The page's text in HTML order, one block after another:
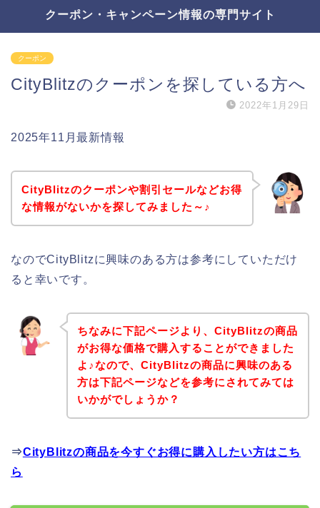
クーポン・キャンペーン情報の専門サイト
クーポン
CityBlitzのクーポンを探している方へ
2022年1月29日
2025年11月最新情報
CityBlitzのクーポンや割引セールなどお得
な情報がないかを探してみました～♪
なのでCityBlitzに興味のある方は参考にしていただけ
ると幸いです。
ちなみに下記ページより、CityBlitzの商品
がお得な価格で購入することができました
よ♪なので、CityBlitzの商品に興味のある
方は下記ページなどを参考にされてみては
いかがでしょうか？
⇒CityBlitzの商品を今すぐお得に購入したい方はこち
ら